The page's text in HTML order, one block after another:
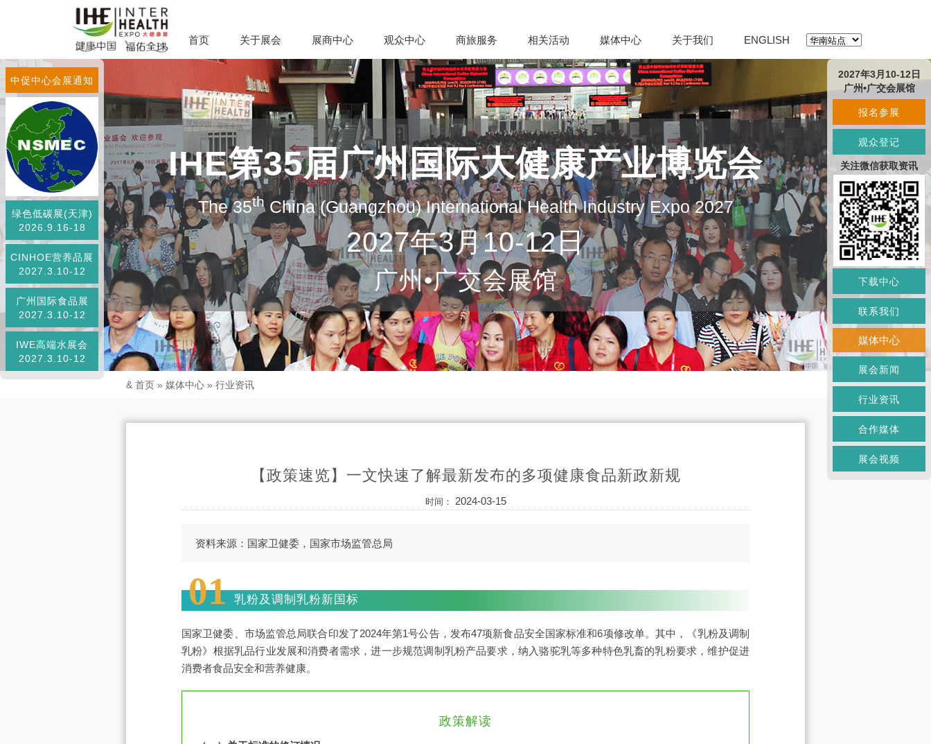
首页 关于展会 展商中心 观众中心 商旅服务 相关活动 媒体中心 关于我们 ENGLISH
IHE第35届广州国际大健康产业博览会
The 35thChina (Guangzhou) International Health Industry Expo 2027
2027年3月10-12日
广州•广交会展馆
中促中心会展通知
绿色低碳展(天津)
2026.9.16-18
CINHOE营养品展
2027.3.10-12
广州国际食品展
2027.3.10-12
IWE高端水展会
2027.3.10-12
& 首页 » 媒体中心 » 行业资讯
【政策速览】一文快速了解最新发布的多项健康食品新政新规
时间： 2024-03-15
资料来源：国家卫健委，国家市场监管总局
01 乳粉及调制乳粉新国标
国家卫健委、市场监管总局联合印发了2024年第1号公告，发布47项新食品安全国家标准和6项修改单。其中，《乳粉及调制
乳粉》根据乳品行业发展和消费者需求，进一步规范调制乳粉产品要求，纳入骆驼乳等多种特色乳畜的乳粉要求，维护促进
消费者食品安全和营养健康。
政策解读
2027年3月10-12日
广州•广交会展馆
报名参展
观众登记
关注微信获取资讯
下载中心
联系我们
媒体中心
展会新闻
行业资讯
合作媒体
展会视频